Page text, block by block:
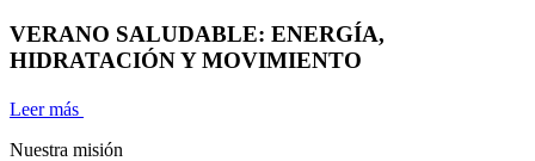
VERANO SALUDABLE: ENERGÍA,
HIDRATACIÓN Y MOVIMIENTO
Leer más
Nuestra misión